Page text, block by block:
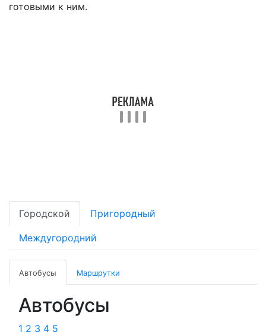
готовыми к ним.
Городской Пригородный
Междугородний
Автобусы Маршрутки
Автобусы
1 2 3 4 5